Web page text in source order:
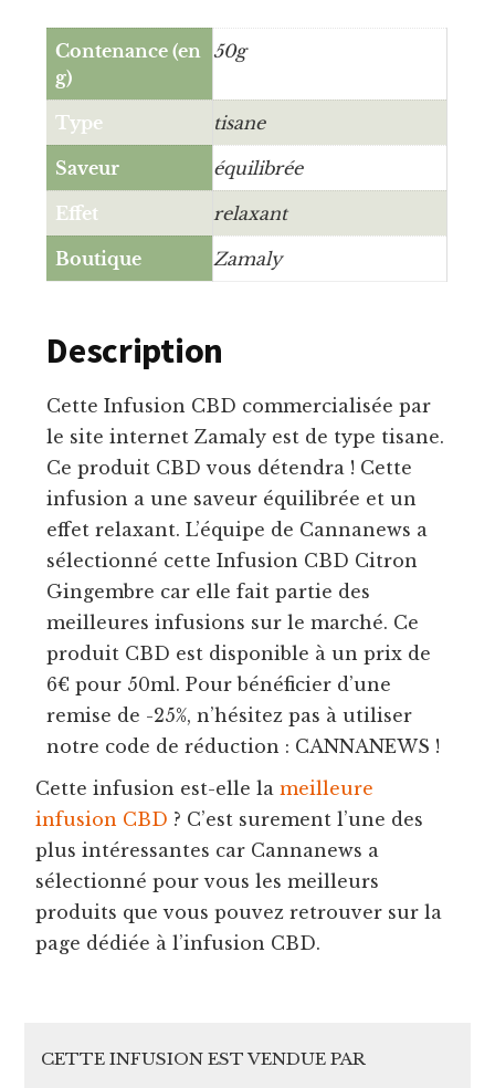
Contenance (en
g)
50g
Type tisane
Saveur équilibrée
Effet relaxant
Boutique Zamaly
Description
Cette Infusion CBD commercialisée par
le site internet Zamaly est de type tisane.
Ce produit CBD vous détendra ! Cette
infusion a une saveur équilibrée et un
effet relaxant. L’équipe de Cannanews a
sélectionné cette Infusion CBD Citron
Gingembre car elle fait partie des
meilleures infusions sur le marché. Ce
produit CBD est disponible à un prix de
6€ pour 50ml. Pour bénéficier d’une
remise de -25%, n’hésitez pas à utiliser
notre code de réduction : CANNANEWS !
Cette infusion est-elle lameilleure
infusion CBD ? C’est surement l’une des
plus intéressantes car Cannanews a
sélectionné pour vous les meilleurs
produits que vous pouvez retrouver sur la
page dédiée à l’infusion CBD.
CETTE INFUSION EST VENDUE PAR